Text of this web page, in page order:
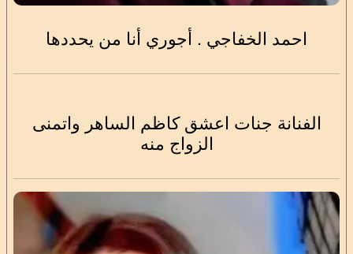
احمد الخفاجي . أجوري أنا من يحددها
الفنانة جنات اعشق كاظم الساهر واتمنى
الزواج منه